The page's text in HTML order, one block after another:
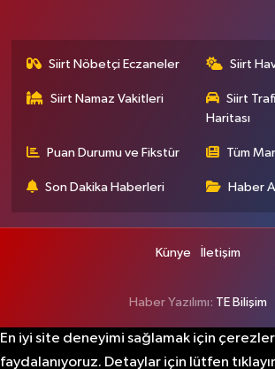
Siirt Nöbetçi Eczaneler Siirt
Siirt Namaz Vakitleri
Siirt
Haritası
Puan Durumu ve Fikstür Tüm
Son Dakika Haberleri Haber
Künye İletişim
Haber Yazılımı: TE Bilişim
En iyi site deneyimi sağlamak için
faydalanıyoruz. Detaylar için lütfen